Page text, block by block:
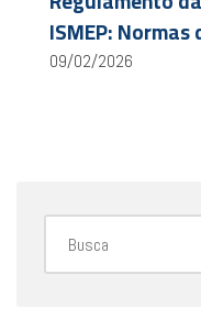
ISMEP:
09/02/2026